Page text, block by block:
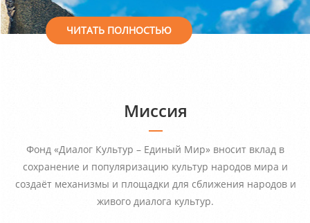
ЧИТАТЬ ПОЛНОСТЬЮ
Миссия
Фонд «Диалог Культур – Единый Мир» вносит вклад в
сохранение и популяризацию культур народов мира и
создаёт механизмы и площадки для сближения народов и
живого диалога культур.